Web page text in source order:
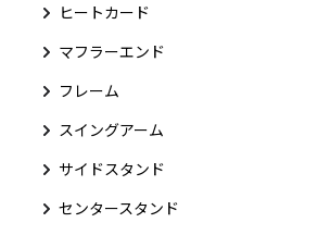
ヒートカード
マフラーエンド
フレーム
スイングアーム
サイドスタンド
センタースタンド